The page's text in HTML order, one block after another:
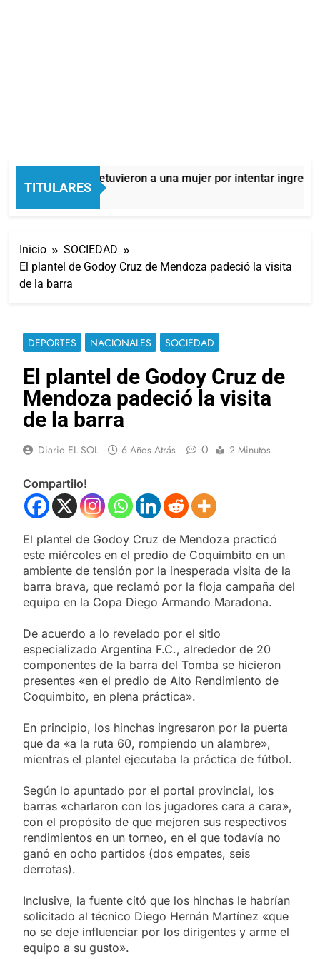
TITULARES
Quilmes: detuvieron a una mujer por intentar
11 Horas Atrás
Inicio
SOCIEDAD
El plantel de Godoy Cruz de Mendoza padeció la visita
de la barra
DEPORTES NACIONALES SOCIEDAD
El plantel de Godoy Cruz de
Mendoza padeció la visita
de la barra
Diario EL SOL 6 Años Atrás 0 2 Minutos
Compartilo!
El plantel de Godoy Cruz de Mendoza practicó
este miércoles en el predio de Coquimbito en un
ambiente de tensión por la inesperada visita de la
barra brava, que reclamó por la floja campaña del
equipo en la Copa Diego Armando Maradona.
De acuerdo a lo revelado por el sitio
especializado Argentina F.C., alrededor de 20
componentes de la barra del Tomba se hicieron
presentes «en el predio de Alto Rendimiento de
Coquimbito, en plena práctica».
En principio, los hinchas ingresaron por la puerta
que da «a la ruta 60, rompiendo un alambre»,
mientras el plantel ejecutaba la práctica de fútbol.
Según lo apuntado por el portal provincial, los
barras «charlaron con los jugadores cara a cara»,
con el propósito de que mejoren sus respectivos
rendimientos en un torneo, en el que todavía no
ganó en ocho partidos (dos empates, seis
derrotas).
Inclusive, la fuente citó que los hinchas le habrían
solicitado al técnico Diego Hernán Martínez «que
no se deje influenciar por los dirigentes y arme el
equipo a su gusto».